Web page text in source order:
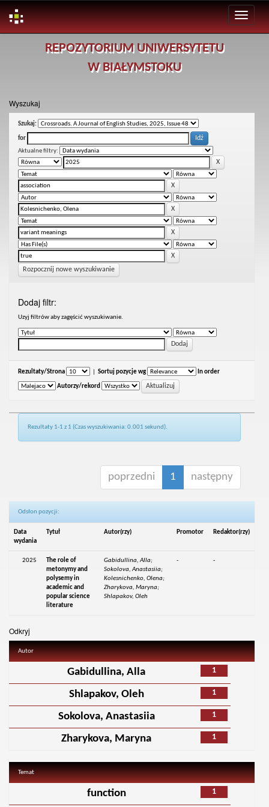
REPOZYTORIUM UNIWERSYTETU
W BIAŁYMSTOKU
Wyszukaj
Szukaj:
for
Aktualne filtry:
Rozpocznij nowe wyszukiwanie
Dodaj filtr:
Uzyj filtrów aby zagęścić wyszukiwanie.
Rezultaty/Strona Sortuj pozycje wg In order
Autorzy/rekord
Rezultaty 1-1 z 1 (Czas wyszukiwania: 0.001 sekund).
poprzedni 1 następny
Odsłon pozycji:
Data
wydania
Tytuł Autor(rzy) Promotor Redaktor(rzy)
2025
The role of
metonymy and
polysemy in
academic and
popular science
literature
Gabidullina, Alla;
Sokolova, Anastasiia;
Kolesnichenko, Olena;
Zharykova, Maryna;
Shlapakov, Oleh
- -
Odkryj
Autor
1
Gabidullina, Alla
1
Shlapakov, Oleh
1
Sokolova, Anastasiia
1
Zharykova, Maryna
Temat
1
function